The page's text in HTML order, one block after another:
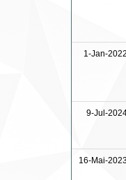
1-Jan-2022
9-Jul-
16-Mai-